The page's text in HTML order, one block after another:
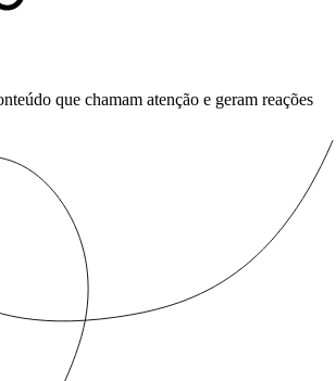
que chamam atenção e geram reações